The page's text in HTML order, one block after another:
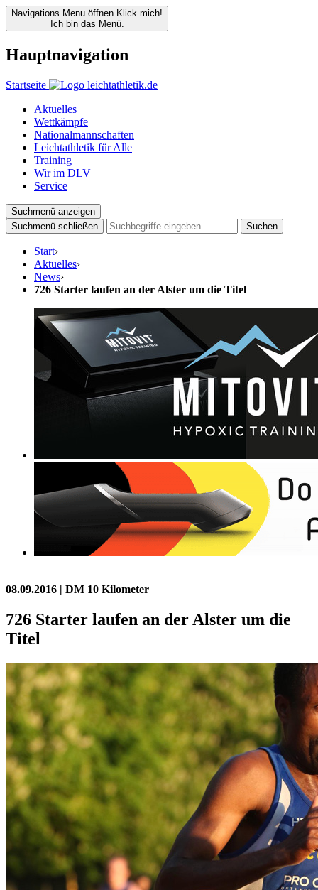
Navigations Menu öffnen Klick mich!
Ich bin das Menü.
Hauptnavigation
Startseite
Aktuelles
Wettkämpfe
Nationalmannschaften
Leichtathletik für Alle
Training
Wir im DLV
Service
Suchmenü anzeigen
Suchmenü schließen
Suchen
Start›
Aktuelles›
News›
726 Starter laufen an der Alster um die Titel
08.09.2016 | DM 10 Kilometer
726 Starter laufen an der Alster um die
Titel